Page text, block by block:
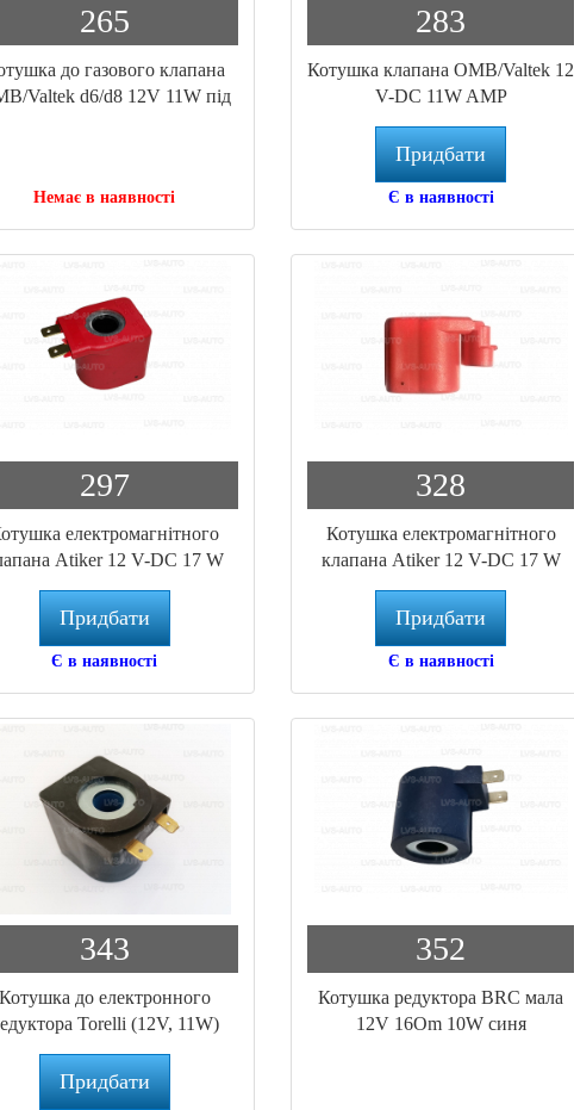
265
до газового клапана
Valtek d6/d8 12V 11W під
Немає в наявності
283
Котушка клапана OMB/Valtek 12
V-DC 11W AMP
Придбати
Є в наявності
297
електромагнітного
Atiker 12 V-DC 17 W
(BC.170)
Придбати
Є в наявності
328
Котушка електромагнітного
клапана Atiker 12 V-DC 17 W
AMP (BC.170A)
Придбати
Є в наявності
343
до електронного
Torelli (12V, 11W)
19706
Придбати
352
Котушка редуктора BRC мала
12V 16Om 10W синя